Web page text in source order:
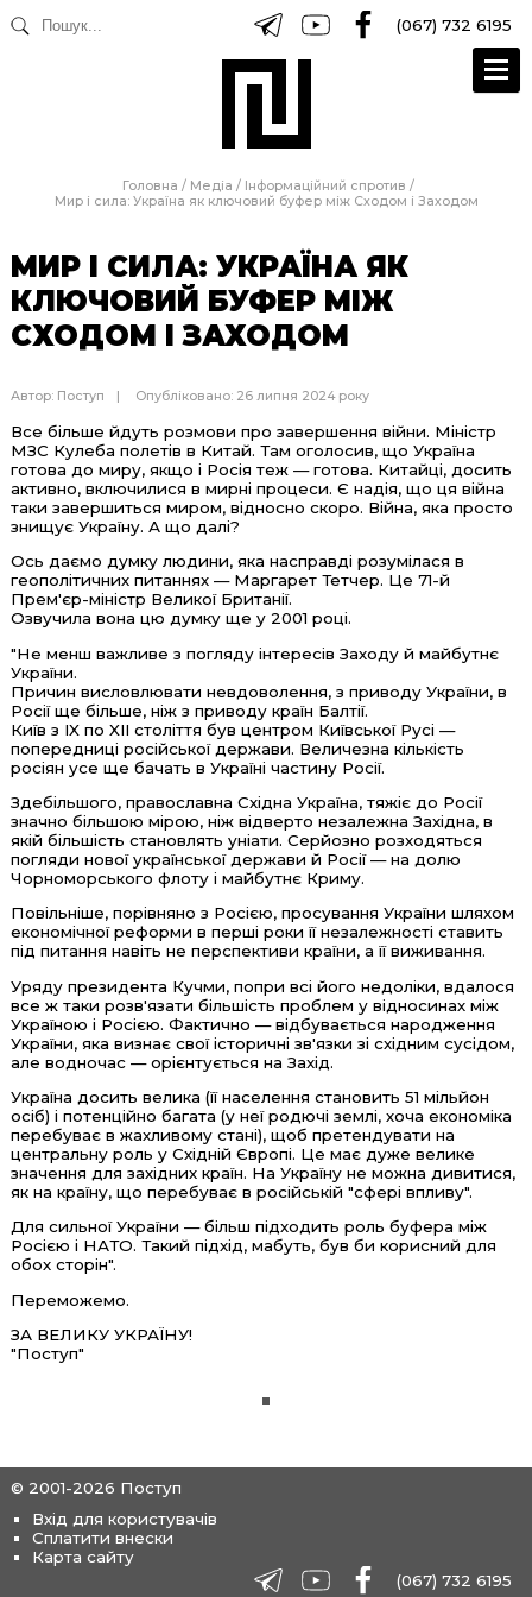
(067) 732 6195
Головна / Медіа / Інформаційний спротив /
Мир і сила: Україна як ключовий буфер між Сходом і Заходом
МИР І СИЛА: УКРАЇНА ЯК
КЛЮЧОВИЙ БУФЕР МІЖ
СХОДОМ І ЗАХОДОМ
Автор: Поступ Опубліковано: 26 липня 2024 року
Все більше йдуть розмови про завершення війни. Міністр
МЗС Кулеба полетів в Китай. Там оголосив, що Україна
готова до миру, якщо і Росія теж — готова. Китайці, досить
активно, включилися в мирні процеси. Є надія, що ця війна
таки завершиться миром, відносно скоро. Війна, яка просто
знищує Україну. А що далі?
Ось даємо думку людини, яка насправді розумілася в
геополітичних питаннях — Маргарет Тетчер. Це 71-й
Прем'єр-міністр Великої Британії.
Озвучила вона цю думку ще у 2001 році.
"Не менш важливе з погляду інтересів Заходу й майбутнє
України.
Причин висловлювати невдоволення, з приводу України, в
Росії ще більше, ніж з приводу країн Балтії.
Київ з IX по XII століття був центром Київської Русі —
попередниці російської держави. Величезна кількість
росіян усе ще бачать в Україні частину Росії.
Здебільшого, православна Східна Україна, тяжіє до Росії
значно більшою мірою, ніж відверто незалежна Західна, в
якій більшість становлять уніати. Серйозно розходяться
погляди нової української держави й Росії — на долю
Чорноморського флоту і майбутнє Криму.
Повільніше, порівняно з Росією, просування України шляхом
економічної реформи в перші роки її незалежності ставить
під питання навіть не перспективи країни, а її виживання.
Уряду президента Кучми, попри всі його недоліки, вдалося
все ж таки розв'язати більшість проблем у відносинах між
Україною і Росією. Фактично — відбувається народження
України, яка визнає свої історичні зв'язки зі східним сусідом,
але водночас — орієнтується на Захід.
Україна досить велика (її населення становить 51 мільйон
осіб) і потенційно багата (у неї родючі землі, хоча економіка
перебуває в жахливому стані), щоб претендувати на
центральну роль у Східній Європі. Це має дуже велике
значення для західних країн. На Україну не можна дивитися,
як на країну, що перебуває в російській "сфері впливу".
Для сильної України — більш підходить роль буфера між
Росією і НАТО. Такий підхід, мабуть, був би корисний для
обох сторін".
Переможемо.
ЗА ВЕЛИКУ УКРАЇНУ!
"Поступ"
© 2001-2026 Поступ
Вхід для користувачів
Сплатити внески
Карта сайту
(067) 732 6195